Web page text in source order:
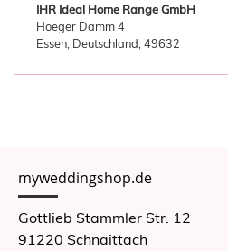
IHR Ideal Home Range GmbH
Hoeger Damm 4
Essen, Deutschland, 49632
myweddingshop.de
Gottlieb Stammler Str. 12
91220 Schnaittach